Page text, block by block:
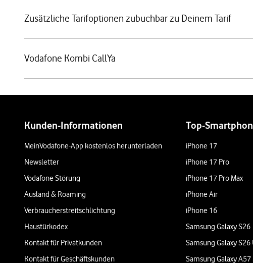
Zusätzliche Tarifoptionen zubuchbar zu Deinem Tarif
Vodafone Kombi CallYa
Kunden-Informationen
MeinVodafone-App kostenlos herunterladen
Newsletter
Vodafone Störung
Ausland & Roaming
Verbraucherstreitschlichtung
Haustürkodex
Kontakt für Privatkunden
Kontakt für Geschäftskunden
Top-
iPhone 17
iPhone 17 Pro
iPhone 17 Pro Max
iPhone Air
iPhone 16
Samsung Galaxy S26
Samsung Galaxy
Samsung Galaxy A57